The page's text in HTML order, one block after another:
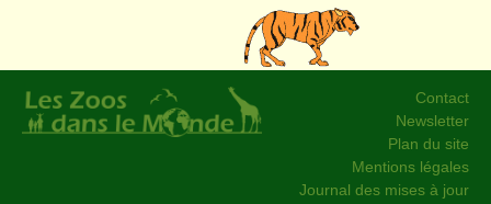
Contact
Newsletter
Plan du site
Mentions légales
Journal des mises à jour